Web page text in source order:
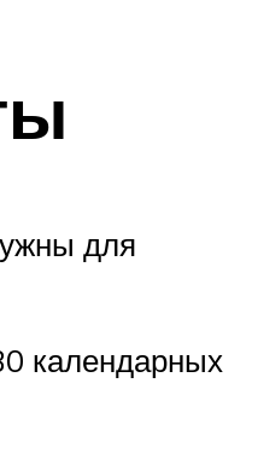
для
календарных